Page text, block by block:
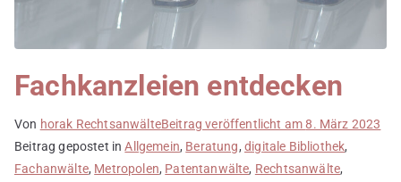
Fachkanzleien entdecken
Von horak RechtsanwälteBeitrag veröffentlicht am8. März 2023
Beitrag gepostet inAllgemein, Beratung, digitale Bibliothek,
Fachanwälte, Metropolen, Patentanwälte, Rechtsanwälte,